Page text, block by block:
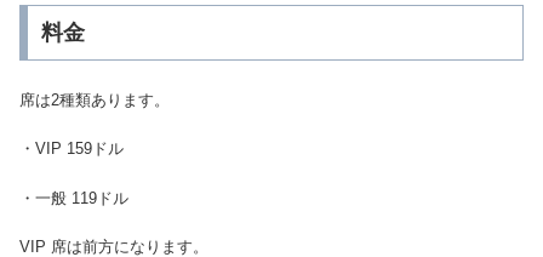
料金
席は2種類あります。
・VIP 159ドル
・一般 119ドル
VIP 席は前方になります。